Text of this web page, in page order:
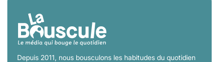
Depuis 2011, nous bousculons les habitudes du quotidien